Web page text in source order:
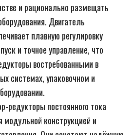
и рационально размещать
Двигатель
плавную регулировку
и точное управление, что
востребованными в
системах, упаковочном и
конструкцией и